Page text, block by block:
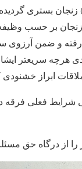
بستری
بر حسب
رفته و ضمن آرزوی
هرچه سریعتر
ابراز خشنودی
فعلی فرقه
از درگاه حق